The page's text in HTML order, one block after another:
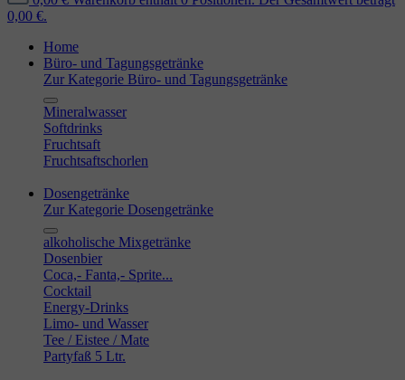
0,00 €.
Home
Büro- und Tagungsgetränke
Zur Kategorie Büro- und Tagungsgetränke
Mineralwasser
Softdrinks
Fruchtsaft
Fruchtsaftschorlen
Dosengetränke
Zur Kategorie Dosengetränke
alkoholische Mixgetränke
Dosenbier
Coca,- Fanta,- Sprite...
Cocktail
Energy-Drinks
Limo- und Wasser
Tee / Eistee / Mate
Partyfaß 5 Ltr.